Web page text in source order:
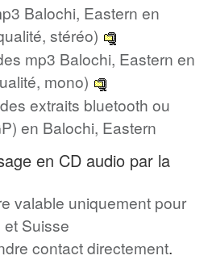
Balochi, Eastern en
stéréo)
mp3 Balochi, Eastern en
mono)
extraits bluetooth ou
en Balochi, Eastern
en CD audio par la
valable uniquement pour
Suisse
contact directement.